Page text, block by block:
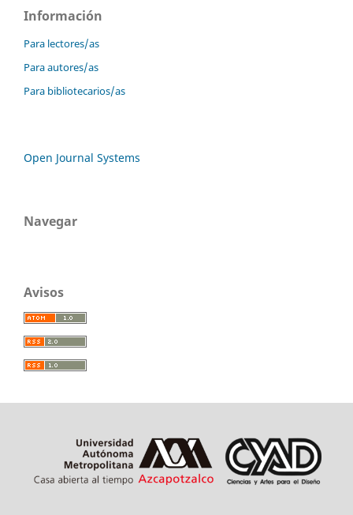
Información
Para lectores/as
Para autores/as
Para bibliotecarios/as
Open Journal Systems
Navegar
Avisos